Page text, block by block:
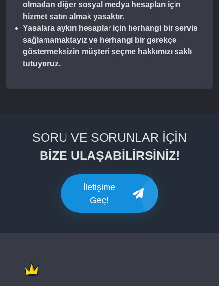
olmadan diğer sosyal medya hesapları için
hizmet satın almak yasaktır.
Yasalara aykırı hesaplar için herhangi bir servis
sağlamamaktayız ve herhangi bir gerekçe
göstermeksizin müşteri seçme hakkımızı saklı
tutuyoruz.
SORU VE SORUNLAR İÇİN
BİZE ULAŞABİLİRSİNİZ!
İletişime
Geç!